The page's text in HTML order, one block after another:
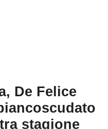
De Felice
stagione